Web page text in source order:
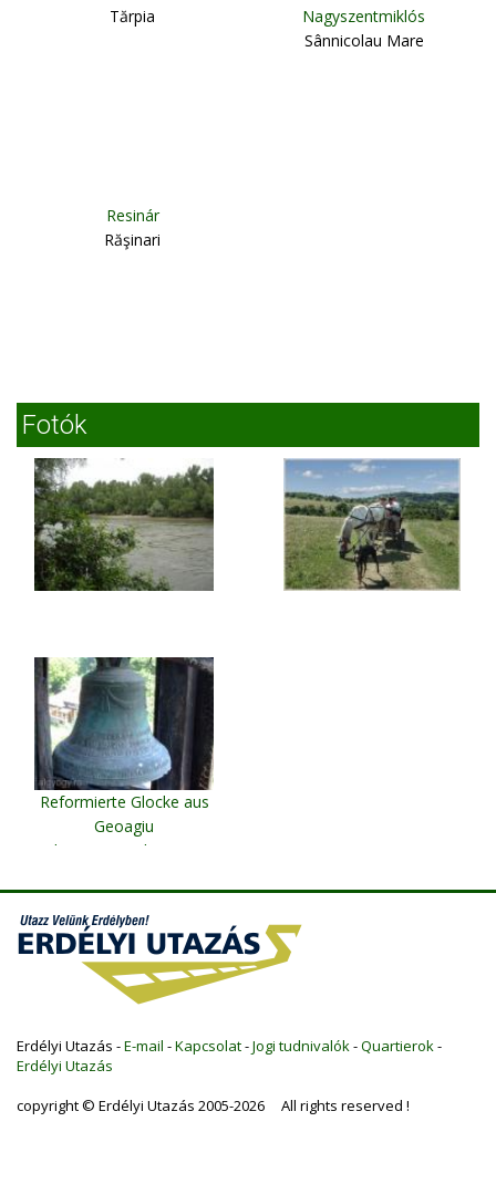
Tărpia
Nagyszentmiklós
Sânnicolau Mare
Resinár
Răşinari
Fotók
Reformierte Glocke aus
Geoagiu
Christian Youth Center
Erdélyi Utazás -E-mail -Kapcsolat-Jogi tudnivalók -Quartierok -
Erdélyi Utazás
copyright © Erdélyi Utazás 2005-2026 All rights reserved !